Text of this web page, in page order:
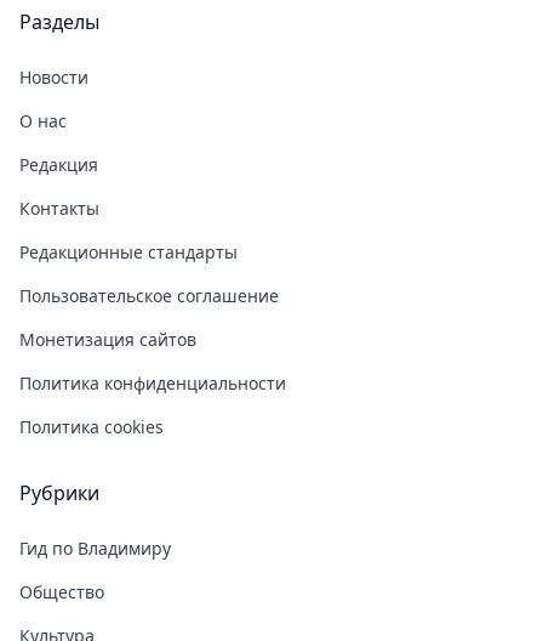
Разделы
Новости
О нас
Редакция
Контакты
Редакционные стандарты
Пользовательское соглашение
Монетизация сайтов
Политика конфиденциальности
Политика cookies
Рубрики
Гид по Владимиру
Общество
Культура